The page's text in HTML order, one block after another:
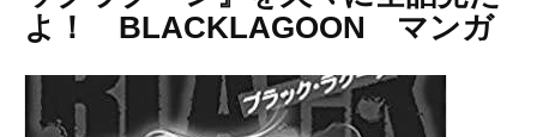
よ！ BLACKLAGOON マンガ